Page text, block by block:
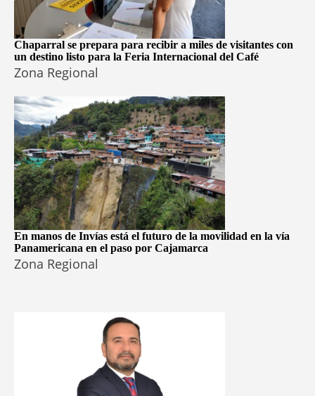
Chaparral se prepara para recibir a miles de visitantes con
un destino listo para la Feria Internacional del Café
Zona Regional
En manos de Invías está el futuro de la movilidad en la vía
Panamericana en el paso por Cajamarca
Zona Regional